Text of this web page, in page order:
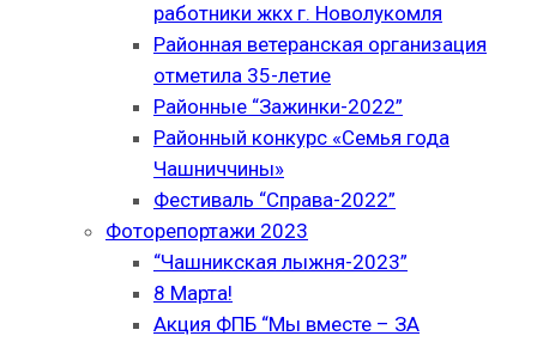
работники жкх г. Новолукомля
Районная ветеранская организация
отметила 35-летие
Районные “Зажинки-2022”
Районный конкурс «Семья года
Чашниччины»
Фестиваль “Справа-2022”
Фоторепортажи 2023
“Чашникская лыжня-2023”
8 Марта!
Акция ФПБ “Мы вместе – ЗА